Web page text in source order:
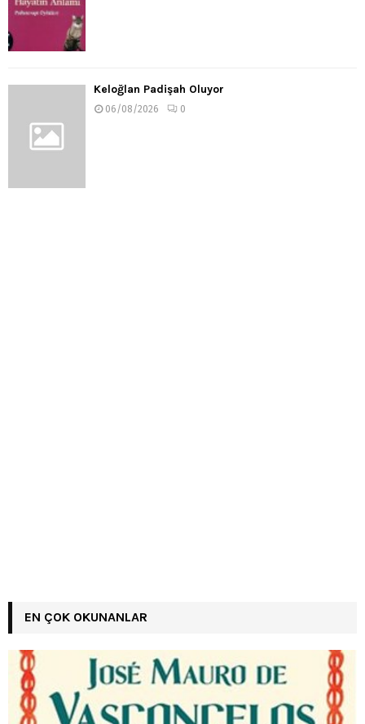
Keloğlan Padişah Oluyor
06/08/2026 0
EN ÇOK OKUNANLAR